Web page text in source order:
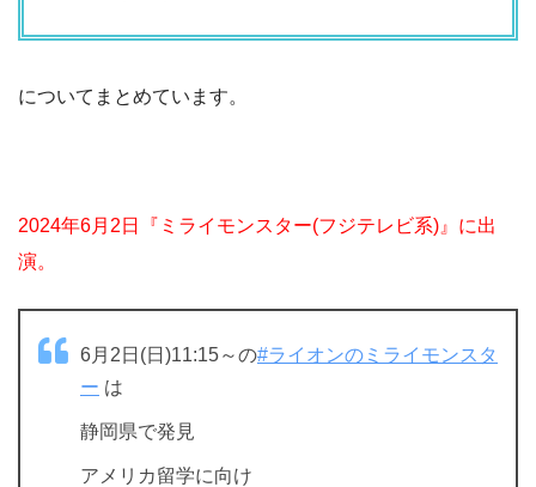
についてまとめています。
2024年6月2日『ミライモンスター(フジテレビ系)』に出
演。
6月2日(日)11:15～の#ライオンのミライモンスタ
ー は
静岡県で発見
アメリカ留学に向け